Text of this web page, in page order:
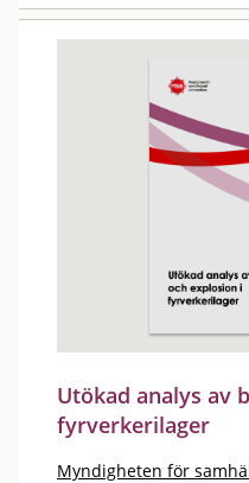
Utökad analys av
fyrverkerilager
Myndigheten för